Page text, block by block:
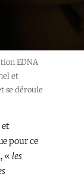
EDNA
et
se déroule
et
pour ce
« les